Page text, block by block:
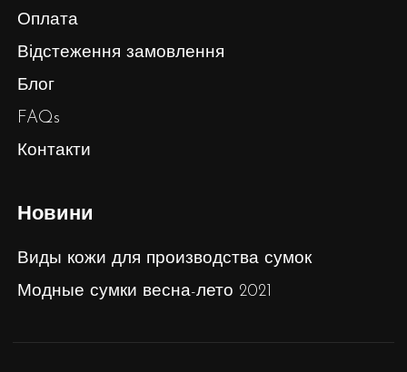
Оплата
Відстеження замовлення
Блог
FAQs
Контакти
Новини
Виды кожи для производства сумок
Модные сумки весна-лето 2021